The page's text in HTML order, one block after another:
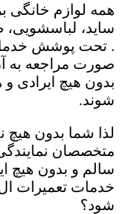
همه لوازم خانگی
ساید، لباسشویی،
. تحت پوشش
صورت مراجعه به
بدون هیچ ایرادی
شوند.
لذا شما بدون هیچ
متخصصان
سالم و بدون هیچ
خدمات تعمیرات
شود؟